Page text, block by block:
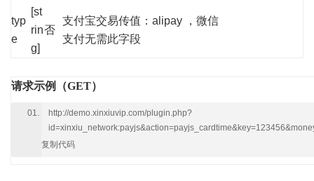
typ
e
[st
rin
g]
否
支付宝交易传值：alipay ，微信
支付无需此字段
请求示例（GET）
http://demo.xinxiuvip.com/plugin.php?
复制代码